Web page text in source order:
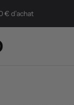
€ d’achat